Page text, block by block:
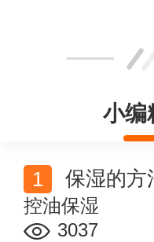
小编
保湿的方
控油保湿
3037